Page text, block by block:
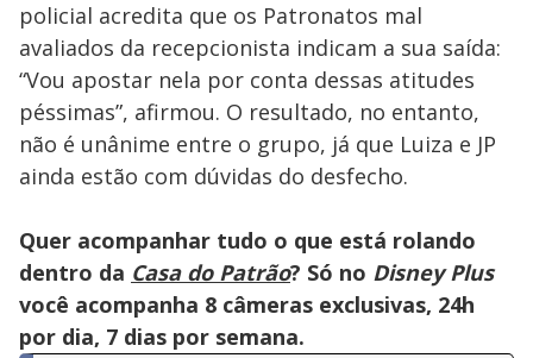
policial acredita que os Patronatos mal
avaliados da recepcionista indicam a sua saída:
“Vou apostar nela por conta dessas atitudes
péssimas”, afirmou. O resultado, no entanto,
não é unânime entre o grupo, já que Luiza e JP
ainda estão com dúvidas do desfecho.
Quer acompanhar tudo o que está rolando
dentro da Casa do Patrão? Só no Disney Plus
você acompanha 8 câmeras exclusivas, 24h
por dia, 7 dias por semana.